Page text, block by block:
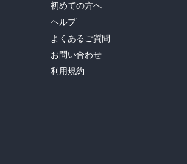
初めての方へ
ヘルプ
よくあるご質問
お問い合わせ
利用規約